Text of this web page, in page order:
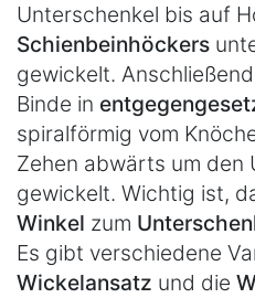
Unterschenkel bis auf
Schienbeinhöckers
gewickelt.
Binde in
spiralförmig vom
Zehen abwärts um den
gewickelt. Wichtig ist,
Winkel zum
Es gibt verschiedene
Wickelansatz und die